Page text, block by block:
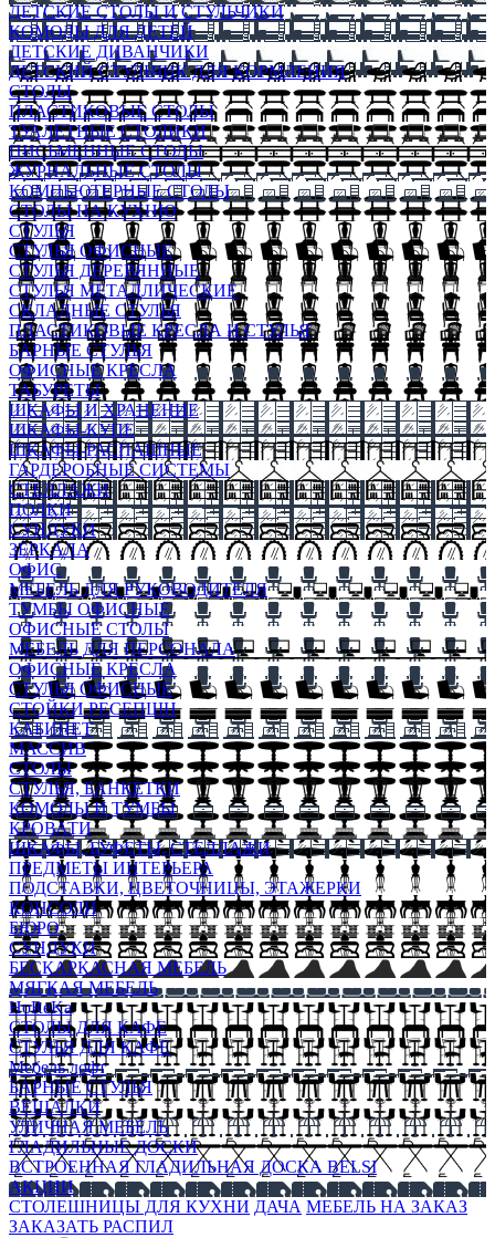
ДЕТСКИЕ СТОЛЫ И СТУЛЬЧИКИ
КОМОДЫ ДЛЯ ДЕТЕЙ
ДЕТСКИЕ ДИВАНЧИКИ
ДЕТСКИЙ СТУЛЬЧИК ДЛЯ КОРМЛЕНИЯ
СТОЛЫ
ПЛАСТИКОВЫЕ СТОЛЫ
ТУАЛЕТНЫЕ СТОЛИКИ
ПИСЬМЕННЫЕ СТОЛЫ
ЖУРНАЛЬНЫЕ СТОЛЫ
КОМПЬЮТЕРНЫЕ СТОЛЫ
СТОЛЫ НА КУХНЮ
СТУЛЬЯ
СТУЛЬЯ ОФИСНЫЕ
СТУЛЬЯ ДЕРЕВЯННЫЕ
СТУЛЬЯ МЕТАЛЛИЧЕСКИЕ
СКЛАДНЫЕ СТУЛЬЯ
ПЛАСТИКОВЫЕ КРЕСЛА И СТУЛЬЯ
БАРНЫЕ СТУЛЬЯ
ОФИСНЫЕ КРЕСЛА
ТАБУРЕТЫ
ШКАФЫ И ХРАНЕНИЕ
ШКАФЫ-КУПЕ
ШКАФЫ-РАСПАШНЫЕ
ГАРДЕРОБНЫЕ СИСТЕМЫ
СТЕЛЛАЖИ
ПОЛКИ
СУНДУКИ
ЗЕРКАЛА
ОФИС
МЕБЕЛЬ ДЛЯ РУКОВОДИТЕЛЯ
ТУМБЫ ОФИСНЫЕ
ОФИСНЫЕ СТОЛЫ
МЕБЕЛЬ ДЛЯ ПЕРСОНАЛА
ОФИСНЫЕ КРЕСЛА
СТУЛЬЯ ОФИСНЫЕ
СТОЙКИ РЕСЕПШН
КАБИНЕТ
МАССИВ
СТОЛЫ
СТУЛЬЯ, БАНКЕТКИ
КОМОДЫ И ТУМБЫ
КРОВАТИ
ШКАФЫ, БУФЕТЫ, СТЕЛЛАЖИ
ПРЕДМЕТЫ ИНТЕРЬЕРА
ПОДСТАВКИ, ЦВЕТОЧНИЦЫ, ЭТАЖЕРКИ
КОНСОЛИ
БЮРО
СУНДУКИ
БЕСКАРКАСНАЯ МЕБЕЛЬ
МЯГКАЯ МЕБЕЛЬ
HoReKa
СТОЛЫ ДЛЯ КАФЕ
СТУЛЬЯ ДЛЯ КАФЕ
Мебель лофт
БАРНЫЕ СТУЛЬЯ
ВЕШАЛКИ
УЛИЧНАЯ МЕБЕЛЬ
ГЛАДИЛЬНЫЕ ДОСКИ
ВСТРОЕННАЯ ГЛАДИЛЬНАЯ ДОСКА BELSI
АКЦИИ
СТОЛЕШНИЦЫ ДЛЯ КУХНИ ДАЧА МЕБЕЛЬ НА ЗАКАЗ
ЗАКАЗАТЬ РАСПИЛ